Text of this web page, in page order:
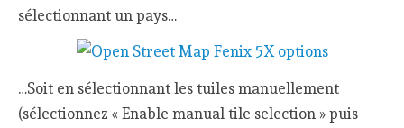
sélectionnant un pays…
…Soit en sélectionnant les tuiles manuellement
(sélectionnez « Enable manual tile selection » puis